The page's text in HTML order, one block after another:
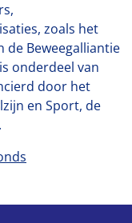
zoals het
de Beweegalliantie
onderdeel van
door het
en Sport, de